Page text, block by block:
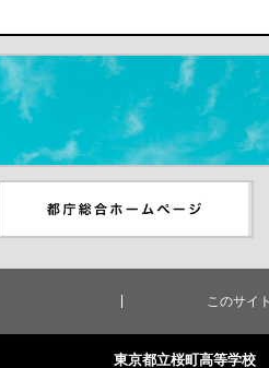
ウインドウが開きます）
ンドウが開きます）
このサイ
東京都立桜町高等学校